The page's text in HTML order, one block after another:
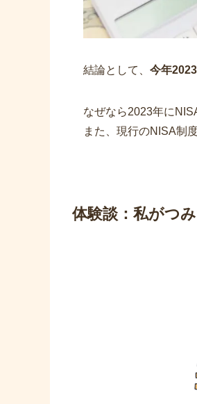
結論として、 今年
なぜなら2023年に
また、現行のNISA制
体験談：私がつ